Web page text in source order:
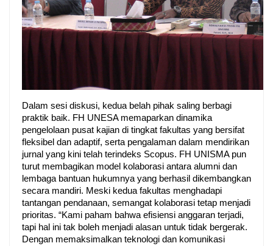
Dalam sesi diskusi, kedua belah pihak saling berbagi
praktik baik. FH UNESA memaparkan dinamika
pengelolaan pusat kajian di tingkat fakultas yang bersifat
fleksibel dan adaptif, serta pengalaman dalam mendirikan
jurnal yang kini telah terindeks Scopus. FH UNISMA pun
turut membagikan model kolaborasi antara alumni dan
lembaga bantuan hukumnya yang berhasil dikembangkan
secara mandiri. Meski kedua fakultas menghadapi
tantangan pendanaan, semangat kolaborasi tetap menjadi
prioritas. “Kami paham bahwa efisiensi anggaran terjadi,
tapi hal ini tak boleh menjadi alasan untuk tidak bergerak.
Dengan memaksimalkan teknologi dan komunikasi